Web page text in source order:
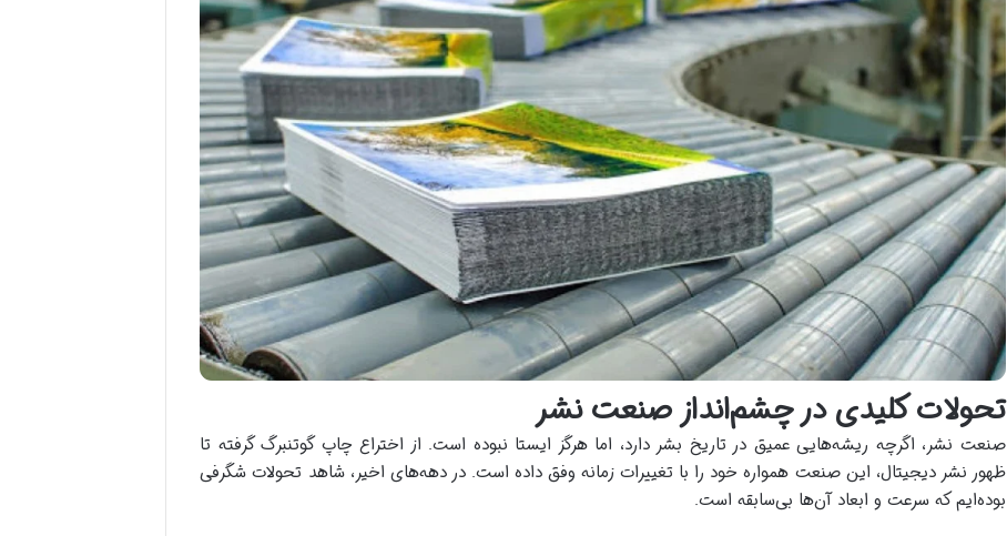
تحولات کلیدی در چشم‌انداز صنعت نشر
صنعت نشر، اگرچه ریشه‌هایی عمیق در تاریخ بشر دارد، اما هرگز ایستا نبوده است. از اختراع چاپ گوتنبرگ گرفته تا
ظهور نشر دیجیتال، این صنعت همواره خود را با تغییرات زمانه وفق داده است. در دهه‌های اخیر، شاهد تحولات شگرفی
بوده‌ایم که سرعت و ابعاد آن‌ها بی‌سابقه است.